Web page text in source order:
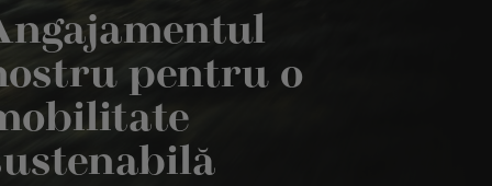
pentru o